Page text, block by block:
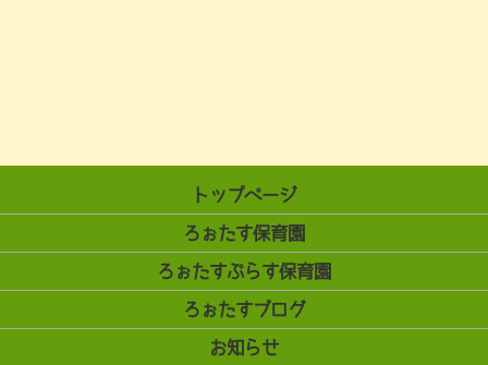
トップページ
ろぉたす保育園
ろぉたすぷらす保育園
ろぉたすブログ
お知らせ